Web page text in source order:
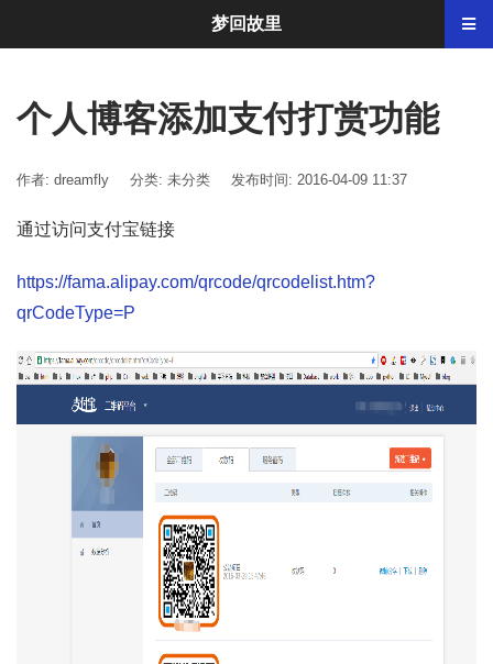
个人博客添加支付打赏功能
作者: dreamfly 分类: 未分类 发布时间: 2016-04-09 11:37
通过访问支付宝链接
https://fama.alipay.com/qrcode/qrcodelist.htm?
qrCodeType=P
梦回故里